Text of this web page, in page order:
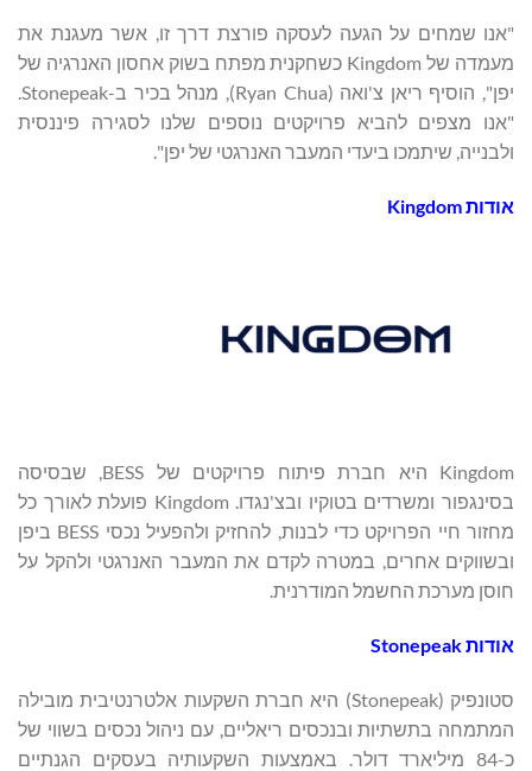
"אנו שמחים על הגעה לעסקה פורצת דרך זו, אשר מעגנת את
מעמדה של Kingdom כשחקנית מפתח בשוק אחסון האנרגיה של
יפן", הוסיף ריאן צ'ואה (Ryan Chua), מנהל בכיר ב-Stonepeak.
"אנו מצפים להביא פרויקטים נוספים שלנו לסגירה פיננסית
ולבנייה, שיתמכו ביעדי המעבר האנרגטי של יפן".
אודותKingdom
Kingdom היא חברת פיתוח פרויקטים של BESS, שבסיסה
בסינגפור ומשרדים בטוקיו ובצ'נגדו. Kingdom פועלת לאורך כל
מחזור חיי הפרויקט כדי לבנות, להחזיק ולהפעיל נכסי BESS ביפן
ובשווקים אחרים, במטרה לקדם את המעבר האנרגטי ולהקל על
חוסן מערכת החשמל המודרנית.
אודותStonepeak
סטונפיק (Stonepeak) היא חברת השקעות אלטרנטיבית מובילה
המתמחה בתשתיות ובנכסים ריאליים, עם ניהול נכסים בשווי של
כ-84 מיליארד דולר. באמצעות השקעותיה בעסקים הגנתיים